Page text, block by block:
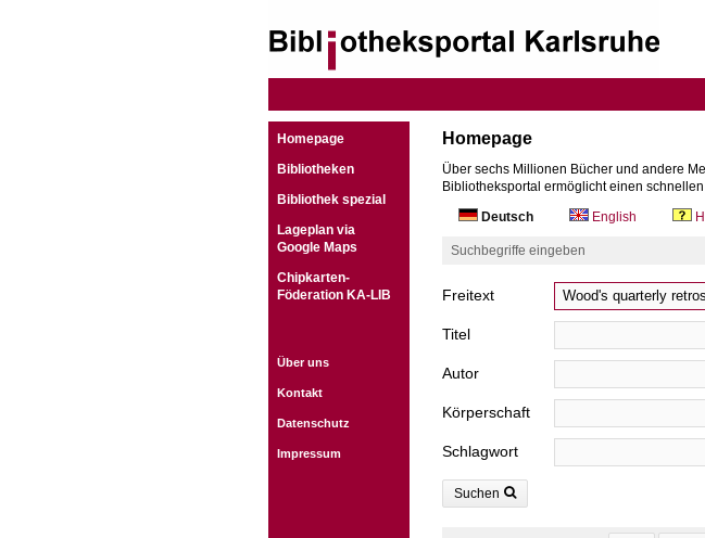
Homepage
Bibliotheken
Bibliothek spezial
Lageplan via
Google Maps
Chipkarten-
Föderation KA-LIB
Über uns
Kontakt
Datenschutz
Impressum
Homepage
Über sechs Millionen Bücher und andere
Bibliotheksportal ermöglicht einen
Deutsch
English
Suchbegriffe eingeben
Freitext
Titel
Autor
Körperschaft
Schlagwort
Suchen